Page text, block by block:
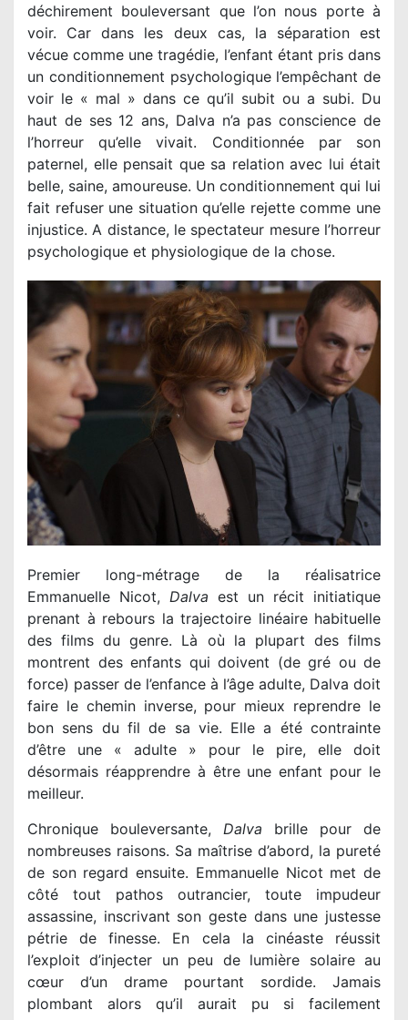
déchirement bouleversant que l’on nous porte à
voir. Car dans les deux cas, la séparation est
vécue comme une tragédie, l’enfant étant pris dans
un conditionnement psychologique l’empêchant de
voir le « mal » dans ce qu’il subit ou a subi. Du
haut de ses 12 ans, Dalva n’a pas conscience de
l’horreur qu’elle vivait. Conditionnée par son
paternel, elle pensait que sa relation avec lui était
belle, saine, amoureuse. Un conditionnement qui lui
fait refuser une situation qu’elle rejette comme une
injustice. A distance, le spectateur mesure l’horreur
psychologique et physiologique de la chose.
Premier long-métrage de la réalisatrice
Emmanuelle Nicot, Dalva est un récit initiatique
prenant à rebours la trajectoire linéaire habituelle
des films du genre. Là où la plupart des films
montrent des enfants qui doivent (de gré ou de
force) passer de l’enfance à l’âge adulte, Dalva doit
faire le chemin inverse, pour mieux reprendre le
bon sens du fil de sa vie. Elle a été contrainte
d’être une « adulte » pour le pire, elle doit
désormais réapprendre à être une enfant pour le
meilleur.
Chronique bouleversante, Dalva brille pour de
nombreuses raisons. Sa maîtrise d’abord, la pureté
de son regard ensuite. Emmanuelle Nicot met de
côté tout pathos outrancier, toute impudeur
assassine, inscrivant son geste dans une justesse
pétrie de finesse. En cela la cinéaste réussit
l’exploit d’injecter un peu de lumière solaire au
cœur d’un drame pourtant sordide. Jamais
plombant alors qu’il aurait pu si facilement